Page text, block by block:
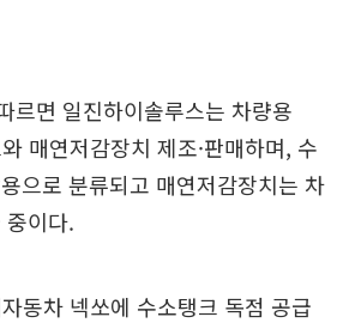
르면 일진하이솔루스는 차량용
매연저감장치 제조·판매하며, 수
으로 분류되고 매연저감장치는 차
이다.
동차 넥쏘에 수소탱크 독점 공급